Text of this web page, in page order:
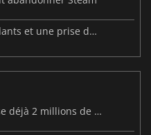
Des cartes de logiciels malveillants et une prise de contrôle de Discord ont touché Meccha Chameleon
Resident Evil: Veronica dépasse déjà 2 millions de wishlists